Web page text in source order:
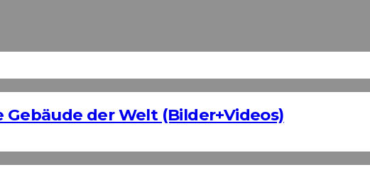
Gebäude der Welt (Bilder+Videos)